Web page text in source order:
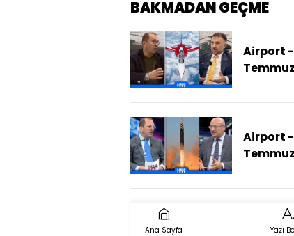
BAKMADAN GEÇME
Airport
Uçağı Mı
Airport -
Neden
Ana Sayfa Yazı